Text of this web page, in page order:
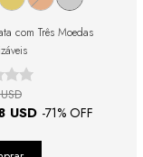
com Três Moedas
USD -71% OFF